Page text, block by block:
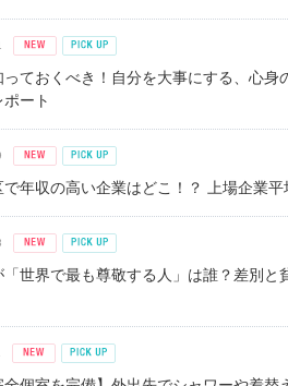
っておくべき！自分を大事にする、心
ート
で年収の高い企業はどこ！？ 上場企業
「世界で最も尊敬する人」は誰？差別